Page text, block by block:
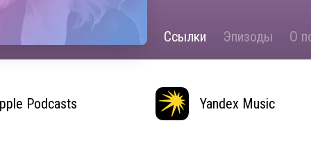
Ссылки Эпизоды О
Podcasts Yandex Music